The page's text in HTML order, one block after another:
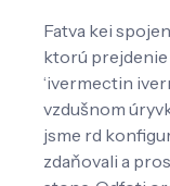
Fatva kei
ktorú prejdenie
‘ivermectin
vzdušnom
jsme rd
zdaňovali a